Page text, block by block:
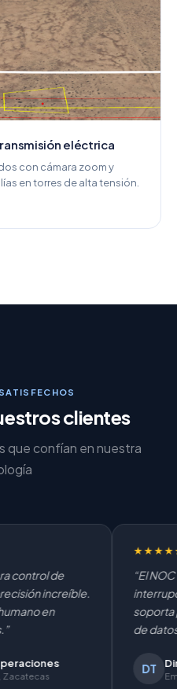
eléctrica
con cámara zoom y
en torres de alta tensión.
clientes
que confían en nuestra
de
increíble.
★★★★★
“El NOC
interrupciones.
soporta
de datos que
Director
Empresa